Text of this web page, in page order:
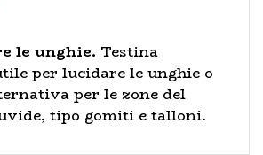
le unghie. Testina
per lucidare le unghie o
per le zone del
tipo gomiti e talloni.